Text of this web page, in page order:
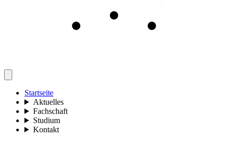
Startseite
Aktuelles
Fachschaft
Studium
Kontakt